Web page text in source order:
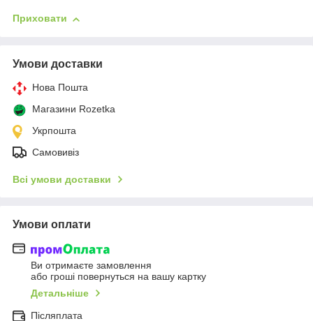
Приховати
Умови доставки
Нова Пошта
Магазини Rozetka
Укрпошта
Самовивіз
Всі умови доставки
Умови оплати
Ви отримаєте замовлення
або гроші повернуться на вашу картку
Детальніше
Післяплата